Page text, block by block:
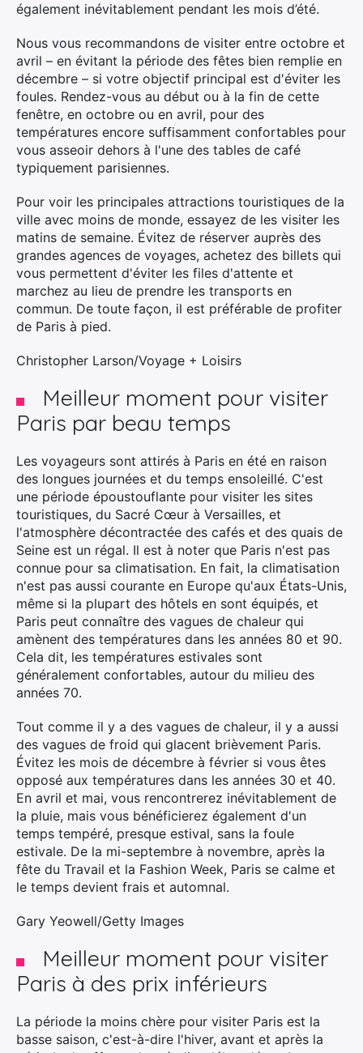
également inévitablement pendant les mois d’été.
Nous vous recommandons de visiter entre octobre et
avril – en évitant la période des fêtes bien remplie en
décembre – si votre objectif principal est d'éviter les
foules. Rendez-vous au début ou à la fin de cette
fenêtre, en octobre ou en avril, pour des
températures encore suffisamment confortables pour
vous asseoir dehors à l'une des tables de café
typiquement parisiennes.
Pour voir les principales attractions touristiques de la
ville avec moins de monde, essayez de les visiter les
matins de semaine. Évitez de réserver auprès des
grandes agences de voyages, achetez des billets qui
vous permettent d'éviter les files d'attente et
marchez au lieu de prendre les transports en
commun. De toute façon, il est préférable de profiter
de Paris à pied.
Christopher Larson/Voyage + Loisirs
Meilleur moment pour visiter
Paris par beau temps
Les voyageurs sont attirés à Paris en été en raison
des longues journées et du temps ensoleillé. C'est
une période époustouflante pour visiter les sites
touristiques, du Sacré Cœur à Versailles, et
l'atmosphère décontractée des cafés et des quais de
Seine est un régal. Il est à noter que Paris n'est pas
connue pour sa climatisation. En fait, la climatisation
n'est pas aussi courante en Europe qu'aux États-Unis,
même si la plupart des hôtels en sont équipés, et
Paris peut connaître des vagues de chaleur qui
amènent des températures dans les années 80 et 90.
Cela dit, les températures estivales sont
généralement confortables, autour du milieu des
années 70.
Tout comme il y a des vagues de chaleur, il y a aussi
des vagues de froid qui glacent brièvement Paris.
Évitez les mois de décembre à février si vous êtes
opposé aux températures dans les années 30 et 40.
En avril et mai, vous rencontrerez inévitablement de
la pluie, mais vous bénéficierez également d'un
temps tempéré, presque estival, sans la foule
estivale. De la mi-septembre à novembre, après la
fête du Travail et la Fashion Week, Paris se calme et
le temps devient frais et automnal.
Gary Yeowell/Getty Images
Meilleur moment pour visiter
Paris à des prix inférieurs
La période la moins chère pour visiter Paris est la
basse saison, c'est-à-dire l'hiver, avant et après la